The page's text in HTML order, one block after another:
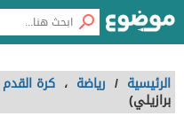
الرئيسية / رياضة ، كرة القدم
برازيلي)